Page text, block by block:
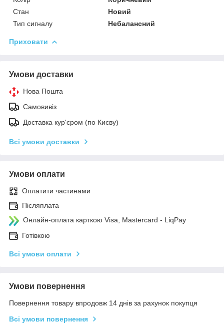
Стан
Новий
Тип сигналу
Небалансний
Приховати
Умови доставки
Нова Пошта
Самовивіз
Доставка кур'єром (по Києву)
Всі умови доставки
Умови оплати
Оплатити частинами
Післяплата
Онлайн-оплата карткою Visa, Mastercard - LiqPay
Готівкою
Всі умови оплати
Умови повернення
Повернення товару впродовж 14 днів за рахунок покупця
Всі умови повернення